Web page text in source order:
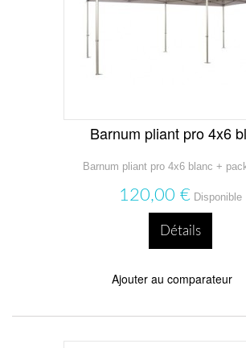
Barnum pliant pro 4x6
Barnum pliant pro 4x6 blanc +
120,00 € Disponible
Détails
Ajouter au comparateur